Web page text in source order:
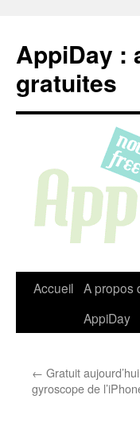
contenu
AppiDay :
gratuites
Accueil A propos
AppiDay
← Gratuit
gyroscope de